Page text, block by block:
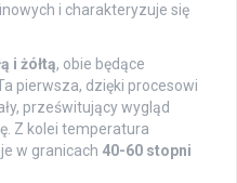
i charakteryzuje się
i żółtą, obie będące
pierwsza, dzięki procesowi
prześwitujący wygląd
Z kolei temperatura
w granicach 40-60 stopni